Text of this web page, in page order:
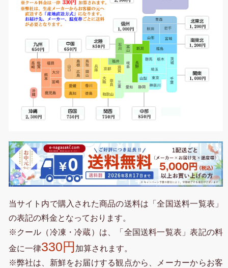
当サイト内で購入された商品の送料は「全国送料一覧表」
の表記の料金となっております。
※クール（冷凍・冷蔵）は、「全国送料一覧表」表記の料
金に一律330円 加算されます。
※弊社は、新鮮をお届けする観点から、メーカーからお客